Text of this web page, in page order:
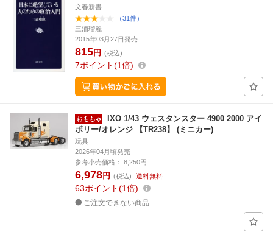
文春新書
（31件）
三浦瑠麗
2015年03月27日発売
815円 (税込)
7ポイント 1倍
IXO 1/43 ウェスタンスター 4900 2000 アイ
ボリー/オレンジ 【TR238】 (ミニカー)
玩具
2026年04月頃発売
参考小売価格：
8,250円
6,978円 (税込) 送料無料
63ポイント 1倍
ご注文できない商品